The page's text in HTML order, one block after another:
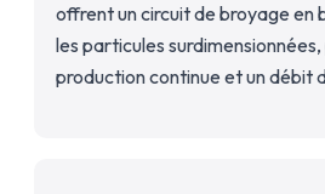
offrent un circuit de broyage en
les particules
production continue et un débit